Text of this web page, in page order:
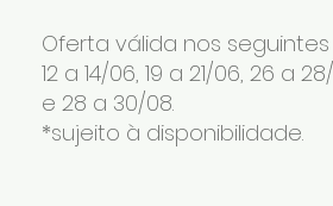
Oferta válida nos
12 a 14/06, 19 a 21/06, 26 a
e 28 a 30/08.
*sujeito à disponibilidade.